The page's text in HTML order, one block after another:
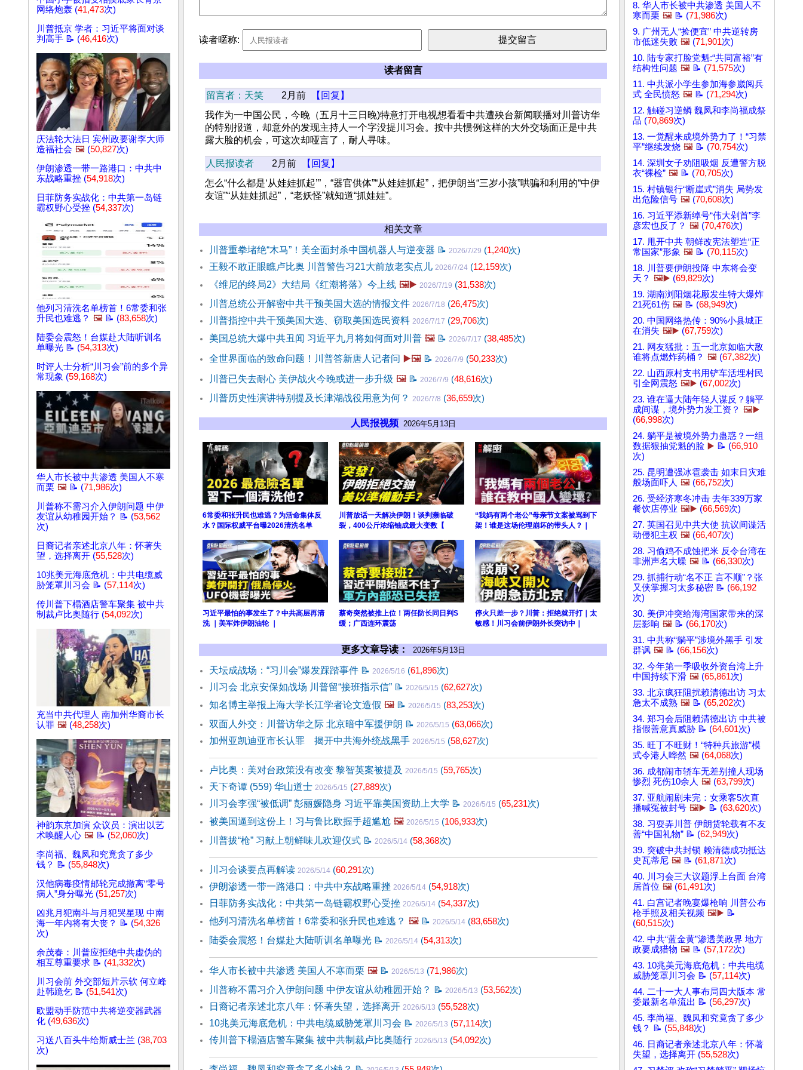
网络炮轰 (41,473次)
川普抵京 学者：习近平将面对谈
判高手 📝 (46,416次)
庆法轮大法日 宾州政要谢李大师
造福社会 🖼️ (50,827次)
伊朗渗透一带一路港口：中共中
东战略重挫 (54,918次)
日菲防务实战化：中共第一岛链
霸权野心受挫 (54,337次)
他列习清洗名单榜首！6常委和张
升民也难逃？ 🖼️ 📝 (83,658次)
陆委会震怒！台媒赴大陆听训名
单曝光 📝 (54,313次)
时评人士分析“川习会”前的多个异
常现象 (59,168次)
华人市长被中共渗透 美国人不寒
而栗 🖼️ 📝 (71,986次)
川普称不需习介入伊朗问题 中伊
友谊从幼稚园开始？ 📝 (53,562
次)
日裔记者亲述北京八年：怀著失
望，选择离开 (55,528次)
10兆美元海底危机：中共电缆威
胁笼罩川习会 📝 (57,114次)
传川普下榻酒店警车聚集 被中共
制裁卢比奥随行 (54,092次)
充当中共代理人 南加州华裔市长
认罪 🖼️ (48,258次)
神韵东京加演 众议员：演出以艺
术唤醒人心 🖼️ 📝 (52,060次)
李尚福、魏凤和究竟贪了多少
钱？ 📝 (55,848次)
汉他病毒疫情邮轮完成撤离“零号
病人”身分曝光 (51,257次)
凶兆月犯南斗与月犯哭星现 中南
海一年内将有大丧？ 📝 (54,326
次)
余茂春：川普应拒绝中共虚伪的
相互尊重要求 📝 (41,332次)
川习会前 外交部短片示软 何立峰
赴韩跪乞 📝 (51,541次)
欧盟动手防范中共将逆变器武器
化 (49,636次)
习送八百头牛给斯威士兰 (38,703
次)
读者暱称:
读者留言
留言者：天笑 2月前
【回复】
我作为一中国公民，今晚（五月十三日晚)特意打开电视想看看中共遭殃台新闻联播对川普访华
的特别报道，却意外的发现主持人一个字没提川习会。按中共惯例这样的大外交场面正是中共
露大脸的机会，可这次却哑言了，耐人寻味。
人民报读者 2月前
【回复】
怎么“什么都是‘从娃娃抓起’”，“器官供体”“从娃娃抓起”，把伊朗当“三岁小孩”哄骗和利用的“中伊
友谊”“从娃娃抓起”，“老妖怪”就知道“抓娃娃”。
相关文章
川普重拳堵绝“木马”！美全面封杀中国机器人与逆变器 📝 2026/7/29 (1,240次)
王毅不敢正眼瞧卢比奥 川普警告习21大前放老实点儿 2026/7/24 (12,159次)
《维尼的终局2》大结局《红潮将落》今上线 🖼️▶️ 2026/7/19 (31,538次)
川普总统公开解密中共干预美国大选的情报文件 2026/7/18 (26,475次)
川普指控中共干预美国大选、窃取美国选民资料 2026/7/17 (29,706次)
美国总统大爆中共丑闻 习近平九月将如何面对川普 🖼️ 📝 2026/7/17 (38,485次)
全世界面临的致命问题！川普答新唐人记者问 ▶️🖼️ 📝 2026/7/9 (50,233次)
川普已失去耐心 美伊战火今晚或进一步升级 🖼️ 📝 2026/7/9 (48,616次)
川普历史性演讲特别提及长津湖战役用意为何？ 2026/7/8 (36,659次)
人民报视频 2026年5月13日
6常委和张升民也难逃？为活命集体反
水？国际权威平台曝2026清洗名单
川普放话一天解决伊朗！谈判濒临破
裂，400公斤浓缩铀成最大变数【
“我妈有两个老公”母亲节文案被骂到下
架！谁是这场伦理崩坏的带头人？｜
习近平最怕的事发生了？中共高层再清
洗 ｜美军炸伊朗油轮 ｜
蔡奇突然被推上位！两任防长同日判S
缓；广西连环震荡
停火只差一步？川普：拒绝就开打｜太
敏感！川习会前伊朗外长突访中｜
更多文章导读： 2026年5月13日
天坛成战场：“习川会”爆发踩踏事件 📝 2026/5/16 (61,896次)
川习会 北京安保如战场 川普留“接班指示信” 📝 2026/5/15 (62,627次)
知名博主举报上海大学长江学者论文造假 🖼️ 📝 2026/5/15 (83,253次)
双面人外交：川普访华之际 北京暗中军援伊朗 📝 2026/5/15 (63,066次)
加州亚凯迪亚市长认罪 揭开中共海外统战黑手 2026/5/15 (58,627次)
卢比奥：美对台政策没有改变 黎智英案被提及 2026/5/15 (59,765次)
天下奇谭 (559) 华山道士 2026/5/15 (27,889次)
川习会李强“被低调” 彭丽媛隐身 习近平靠美国资助上大学 📝 2026/5/15 (65,231次)
被美国逼到这份上！习与鲁比欧握手超尴尬 🖼️ 2026/5/15 (106,933次)
川普拔“枪” 习献上朝鲜味儿欢迎仪式 📝 2026/5/14 (58,368次)
川习会谈要点再解读 2026/5/14 (60,291次)
伊朗渗透一带一路港口：中共中东战略重挫 2026/5/14 (54,918次)
日菲防务实战化：中共第一岛链霸权野心受挫 2026/5/14 (54,337次)
他列习清洗名单榜首！6常委和张升民也难逃？ 🖼️ 📝 2026/5/14 (83,658次)
陆委会震怒！台媒赴大陆听训名单曝光 📝 2026/5/14 (54,313次)
华人市长被中共渗透 美国人不寒而栗 🖼️ 📝 2026/5/13 (71,986次)
川普称不需习介入伊朗问题 中伊友谊从幼稚园开始？ 📝 2026/5/13 (53,562次)
日裔记者亲述北京八年：怀著失望，选择离开 2026/5/13 (55,528次)
10兆美元海底危机：中共电缆威胁笼罩川习会 📝 2026/5/13 (57,114次)
传川普下榻酒店警车聚集 被中共制裁卢比奥随行 2026/5/13 (54,092次)
8. 华人市长被中共渗透 美国人不
寒而栗 🖼️ 📝 (71,986次)
9. 广州无人“捡便宜” 中共逆转房
市低迷失败 🖼️ (71,901次)
10. 陆专家打脸党魁:“共同富裕”有
结构性问题 🖼️ 📝 (71,575次)
11. 中共派小学生参加海参崴阅兵
式 全民愤怒 🖼️ 📝 (71,294次)
12. 触碰习逆鳞 魏凤和李尚福成祭
品 (70,869次)
13. 一觉醒来成境外势力了！“习禁
平”继续发烧 🖼️ 📝 (70,754次)
14. 深圳女子劝阻吸烟 反遭警方脱
衣“裸检” 🖼️ 📝 (70,705次)
15. 村镇银行“断崖式”消失 局势发
出危险信号 🖼️ (70,608次)
16. 习近平添新绰号“伟大剁首”李
彦宏也反了？ 🖼️ (70,476次)
17. 甩开中共 朝鲜改宪法塑造“正
常国家”形象 🖼️ 📝 (70,115次)
18. 川普要伊朗投降 中东将会变
天？ 🖼️▶️ (69,829次)
19. 湖南浏阳烟花厰发生特大爆炸
21死61伤 🖼️ 📝 (68,949次)
20. 中国网络热传：90%小县城正
在消失 🖼️▶️ (67,759次)
21. 网友猛批：五一北京如临大敌
谁将点燃炸药桶？ 🖼️ (67,382次)
22. 山西原村支书用铲车活埋村民
引全网震怒 🖼️▶️ (67,002次)
23. 谁在逼大陆年轻人谋反？躺平
成间谍，境外势力发工资？ 🖼️▶️
(66,998次)
24. 躺平是被境外势力蛊惑？一组
数据狠抽党魁的脸 ▶️ 📝 (66,910
次)
25. 昆明遭强冰雹袭击 如末日灾难
般场面吓人 🖼️ (66,752次)
26. 受经济寒冬冲击 去年339万家
餐饮店停业 🖼️▶️ (66,569次)
27. 英国召见中共大使 抗议间谍活
动侵犯主权 🖼️ (66,407次)
28. 习偷鸡不成蚀把米 反令台湾在
非洲声名大噪 🖼️ 📝 (66,330次)
29. 抓捕行动“名不正 言不顺”？张
又侠掌握习太多秘密 📝 (66,192
次)
30. 美伊冲突给海湾国家带来的深
层影响 🖼️ 📝 (66,170次)
31. 中共称“躺平”涉境外黑手 引发
群讽 🖼️ 📝 (66,156次)
32. 今年第一季吸收外资台湾上升
中国持续下滑 🖼️ (65,861次)
33. 北京疯狂阻扰赖清德出访 习太
急太不成熟 🖼️ 📝 (65,202次)
34. 郑习会后阻赖清德出访 中共被
指假善意真威胁 📝 (64,601次)
35. 旺丁不旺财！“特种兵旅游”模
式令港人哗然 🖼️ (64,068次)
36. 成都闹市轿车无差别撞人现场
惨烈 死伤10余人 🖼️ (63,799次)
37. 亚航闹剧未完：女乘客5次直
播喊冤被封号 🖼️▶️ 📝 (63,620次)
38. 习耍弄川普 伊朗货轮载有不友
善“中国礼物” 📝 (62,949次)
39. 突破中共封锁 赖清德成功抵达
史瓦蒂尼 🖼️ 📝 (61,871次)
40. 川习会三大议题浮上台面 台湾
居首位 🖼️ (61,491次)
41. 白宫记者晚宴爆枪响 川普公布
枪手照及相关视频 🖼️▶️ 📝
(60,515次)
42. 中共“蓝金黄”渗透美政界 地方
政要成猎物 🖼️ 📝 (57,172次)
43. 10兆美元海底危机：中共电缆
威胁笼罩川习会 📝 (57,114次)
44. 二十一大人事布局四大版本 常
委最新名单流出 📝 (56,297次)
45. 李尚福、魏凤和究竟贪了多少
钱？ 📝 (55,848次)
46. 日裔记者亲述北京八年：怀著
失望，选择离开 (55,528次)